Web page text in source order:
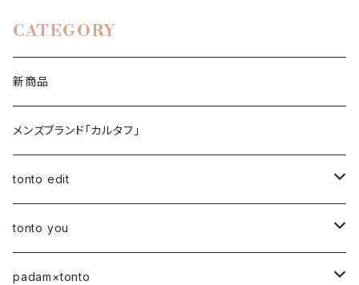
CATEGORY
新商品
メンズブランド「カルタフ」
tonto edit
petal bag
tonto you
ベビー
padam×tonto